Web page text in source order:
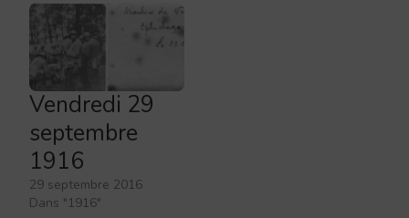
Vendredi 29
septembre
1916
29 septembre 2016
Dans "1916"